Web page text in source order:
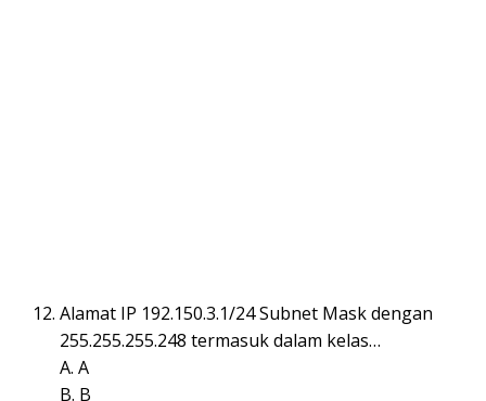
Alamat IP 192.150.3.1/24 Subnet Mask dengan
255.255.255.248 termasuk dalam kelas…
A. A
B. B